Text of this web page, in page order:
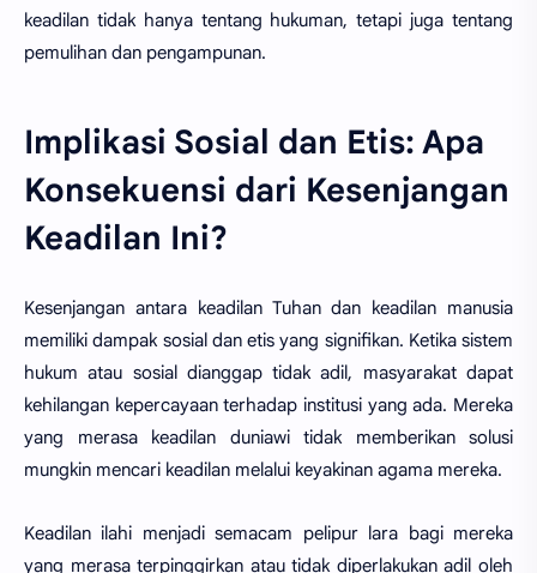
keadilan tidak hanya tentang hukuman, tetapi juga tentang
pemulihan dan pengampunan.
Implikasi Sosial dan Etis: Apa
Konsekuensi dari Kesenjangan
Keadilan Ini?
Kesenjangan antara keadilan Tuhan dan keadilan manusia
memiliki dampak sosial dan etis yang signifikan. Ketika sistem
hukum atau sosial dianggap tidak adil, masyarakat dapat
kehilangan kepercayaan terhadap institusi yang ada. Mereka
yang merasa keadilan duniawi tidak memberikan solusi
mungkin mencari keadilan melalui keyakinan agama mereka.
Keadilan ilahi menjadi semacam pelipur lara bagi mereka
yang merasa terpinggirkan atau tidak diperlakukan adil oleh